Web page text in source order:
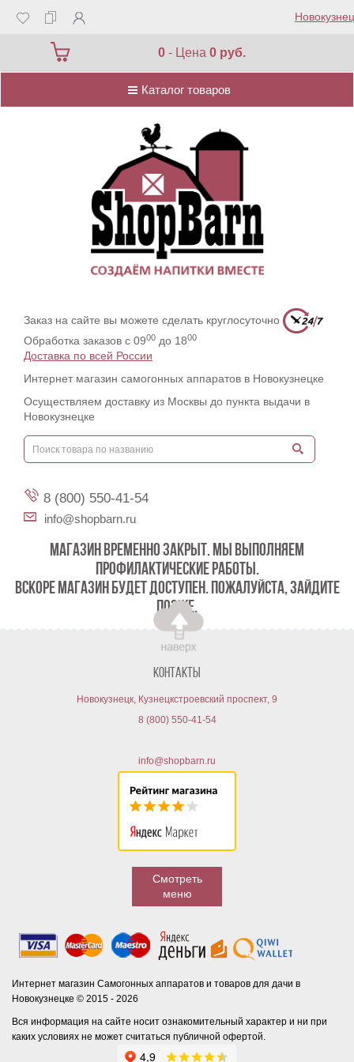
0 - Цена0 руб.
Каталог товаров
Каталог товаров
Заказ на сайте вы можете сделать круглосуточно
Обработка заказов с 0900 до 1800
Доставка по всей России
Интернет магазин самогонных аппаратов в Новокузнецке
Осуществляем доставку из Москвы до пункта выдачи в
Новокузнецке
8 (800) 550-41-54
info@shopbarn.ru
МАГАЗИН ВРЕМЕННО ЗАКРЫТ. МЫ ВЫПОЛНЯЕМ
ПРОФИЛАКТИЧЕСКИЕ РАБОТЫ.
ВСКОРЕ МАГАЗИН БУДЕТ ДОСТУПЕН. ПОЖАЛУЙСТА, ЗАЙДИТЕ
ПОЗЖЕ.
Контакты
Новокузнецк, Кузнецкстроевский проспект, 9
8 (800) 550-41-54
info@shopbarn.ru
Смотреть
меню
Интернет магазин Самогонных аппаратов и товаров для дачи в
Новокузнецке © 2015 - 2026
Вся информация на сайте носит ознакомительный характер и ни при
каких условиях не может считаться публичной офертой.